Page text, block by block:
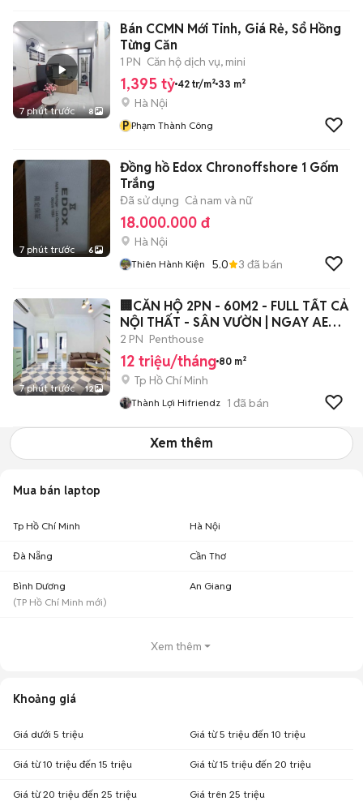
7 phút trước 8
Bán CCMN Mới Tinh, Giá Rẻ, Sổ Hồng
Từng Căn
1 PN Căn hộ dịch vụ, mini
1,395 tỷ 42 tr/m² 33 m²
Hà Nội
P Phạm Thành Công
7 phút trước 6
Đồng hồ Edox Chronoffshore 1 Gốm
Trắng
Đã sử dụng Cả nam và nữ
18.000.000 đ
Hà Nội
Thiên Hành Kiện 5.0 3 đã bán
7 phút trước 12
🏢CĂN HỘ 2PN - 60M2 - FULL TẤT CẢ
NỘI THẤT - SÂN VƯỜN | NGAY AEON
BTAN
2 PN Penthouse
12 triệu/tháng 80 m²
Tp Hồ Chí Minh
Thành Lợi Hifriendz 1 đã bán
Xem thêm
Mua bán laptop
Tp Hồ Chí Minh Hà Nội
Đà Nẵng Cần Thơ
Bình Dương
(TP Hồ Chí Minh mới)
An Giang
Xem thêm
Khoảng giá
Giá dưới 5 triệu Giá từ 5 triệu đến 10 triệu
Giá từ 10 triệu đến 15 triệu Giá từ 15 triệu đến 20 triệu
Giá từ 20 triệu đến 25 triệu Giá trên 25 triệu